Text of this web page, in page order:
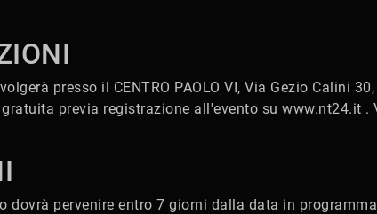
presso il CENTRO PAOLO VI, Via Gezio Calini
previa registrazione all'evento su www.nt24.it .
dovrà pervenire entro 7 giorni dalla data in